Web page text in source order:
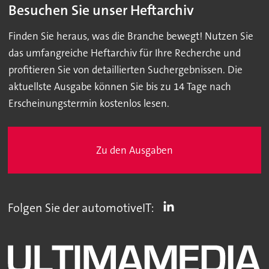
Besuchen Sie unser Heftarchiv
Finden Sie heraus, was die Branche bewegt! Nutzen Sie
das umfangreiche Heftarchiv für Ihre Recherche und
profitieren Sie von detaillierten Suchergebnissen. Die
aktuellste Ausgabe können Sie bis zu 14 Tage nach
Erscheinungstermin kostenlos lesen.
Zu den Ausgaben
Folgen Sie der automotiveIT: